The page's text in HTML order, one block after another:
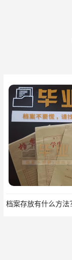
档案存放有什么方法？档案在手里为什么不能用